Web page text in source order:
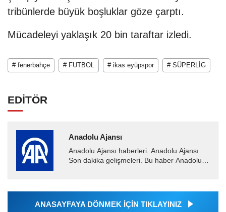
tribünlerde büyük boşluklar göze çarptı.
Mücadeleyi yaklaşık 20 bin taraftar izledi.
# fenerbahçe # FUTBOL # ikas eyüpspor # SÜPERLİG
EDİTÖR
Anadolu Ajansı
Anadolu Ajansı haberleri. Anadolu Ajansı
Son dakika gelişmeleri. Bu haber Anadolu
Ajansı tarafından...
ANASAYFAYA DÖNMEK İÇİN TIKLAYINIZ